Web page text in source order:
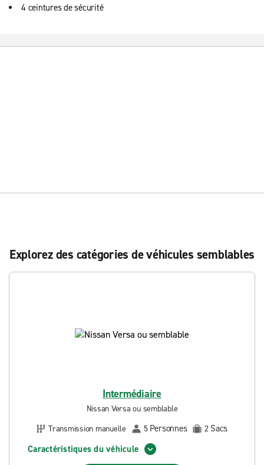
4 ceintures de sécurité
Explorez des catégories de véhicules semblables
Intermédiaire
Nissan Versa ou semblable
Transmission manuelle
5 Personnes 2 Sacs
Caractéristiques du véhicule